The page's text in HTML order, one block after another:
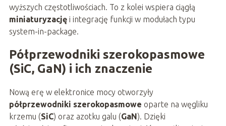
wyższych częstotliwościach. To z kolei wspiera ciągłą
miniaturyzacjęi integrację funkcji w modułach typu
system-in-package.
Półprzewodniki szerokopasmowe
(SiC, GaN) i ich znaczenie
Nową erę w elektronice mocy otworzyły
półprzewodniki szerokopasmowe oparte na węgliku
krzemu (SiC) oraz azotku galu (GaN). Dzięki